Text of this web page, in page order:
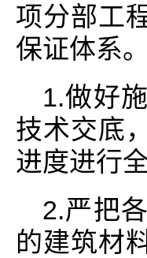
项分部工
保证体系。
1.做好
技术交底
进度进行
2.严把
的建筑材